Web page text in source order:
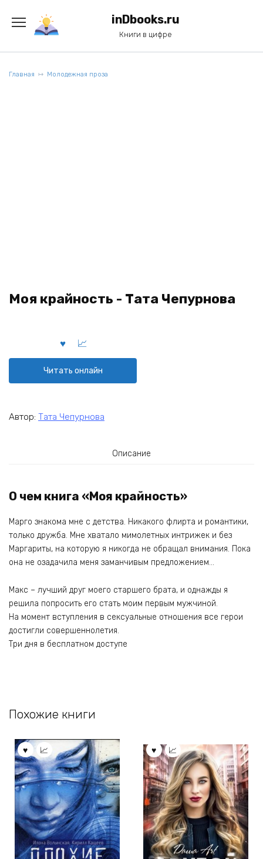
содержанию
inDbooks.ru
Книги в цифре
Главная Молодежная проза
Моя крайность - Тата Чепурнова
Читать онлайн
Автор: Тата Чепурнова
Описание
О чем книга «Моя крайность»
Марго знакома мне с детства. Никакого флирта и романтики,
только дружба. Мне хватало мимолетных интрижек и без
Маргариты, на которую я никогда не обращал внимания. Пока
она не озадачила меня заманчивым предложением…
Макс – лучший друг моего старшего брата, и однажды я
решила попросить его стать моим первым мужчиной.
На момент вступления в сексуальные отношения все герои
достигли совершеннолетия.
Три дня в бесплатном доступе
Похожие книги